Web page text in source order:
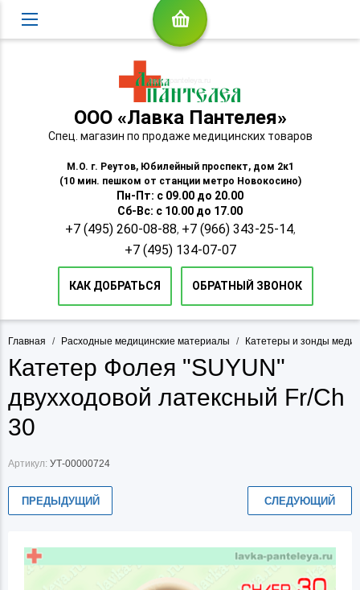
ООО «Лавка Пантелея»
Спец. магазин по продаже медицинских товаров
М.О. г. Реутов, Юбилейный проспект, дом 2к1
(10 мин. пешком от станции метро Новокосино)
Пн-Пт: с 09.00 до 20.00
Сб-Вс: с 10.00 до 17.00
+7 (495) 260-08-88, +7 (966) 343-25-14,
+7 (495) 134-07-07
КАК ДОБРАТЬСЯ ОБРАТНЫЙ ЗВОНОК
Главная / Расходные медицинские материалы / Катетеры и зонды
Катетер Фолея "SUYUN"
двухходовой латексный Fr/Ch
30
Артикул: УТ-00000724
ПРЕДЫДУЩИЙ СЛЕДУЮЩИЙ